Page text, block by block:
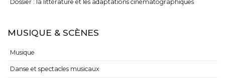
Dossier : la littérature et les adaptations cinématographiques
MUSIQUE & SCÈNES
Musique
Danse et spectacles musicaux